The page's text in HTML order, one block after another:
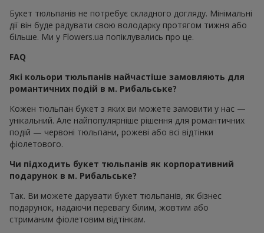
Букет тюльпанів не потребує складного догляду. Мінімальні
дії він буде радувати свою володарку протягом тижня або
більше. Ми у Flowers.ua попіклувались про це.
FAQ
Які кольори тюльпанів найчастіше замовляють для
романтичних подій в м. Рибальське?
Кожен тюльпан букет з яких ви можете замовити у нас —
унікальний. Але найпопулярніше рішення для романтичних
подій — червоні тюльпани, рожеві або всі відтінки
фіолетового.
Чи підходить букет тюльпанів як корпоративний
подарунок в м. Рибальське?
Так. Ви можете дарувати букет тюльпанів, як бізнес
подарунок, надаючи перевагу білим, жовтим або
стриманим фіолетовим відтінкам.